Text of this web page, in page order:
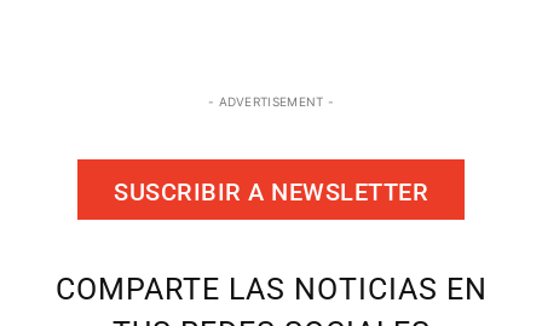
- ADVERTISEMENT -
SUSCRIBIR A NEWSLETTER
COMPARTE LAS NOTICIAS EN